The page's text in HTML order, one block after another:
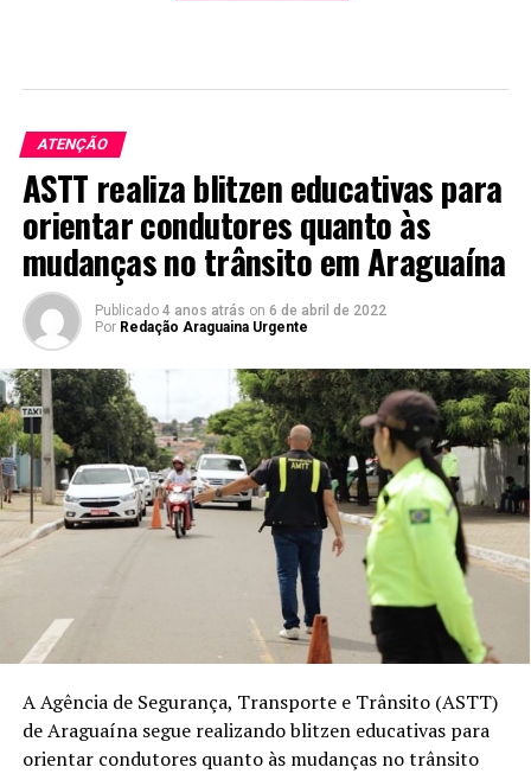
ATENÇÃO
ASTT realiza blitzen educativas para
orientar condutores quanto às
mudanças no trânsito em Araguaína
Publicado 4 anos atrás on 6 de abril de 2022
Por Redação Araguaina Urgente
A Agência de Segurança, Transporte e Trânsito (ASTT)
de Araguaína segue realizando blitzen educativas para
orientar condutores quanto às mudanças no trânsito